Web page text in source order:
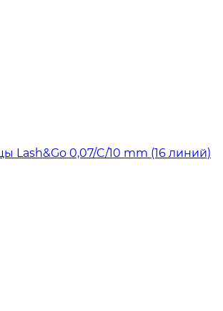
Lash&Go 0,07/C/10 mm (16 линий)